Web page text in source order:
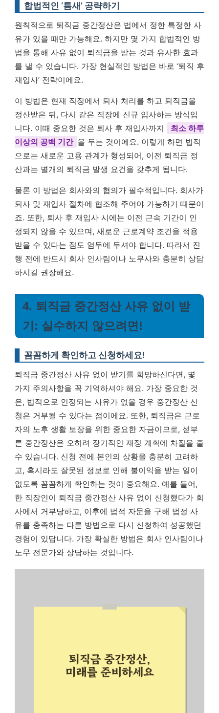
합법적인 ‘틈새’ 공략하기
원칙적으로 퇴직금 중간정산은 법에서 정한 특정한 사
유가 있을 때만 가능해요. 하지만 몇 가지 합법적인 방
법을 통해 사유 없이 퇴직금을 받는 것과 유사한 효과
를 낼 수 있습니다. 가장 현실적인 방법은 바로 ‘퇴직 후
재입사’ 전략이에요.
이 방법은 현재 직장에서 퇴사 처리를 하고 퇴직금을
정산받은 뒤, 다시 같은 직장에 신규 입사하는 방식입
니다. 이때 중요한 것은 퇴사 후 재입사까지
최소 하루
이상의 공백 기간 을 두는 것이에요. 이렇게 하면 법적
으로는 새로운 고용 관계가 형성되어, 이전 퇴직금 정
산과는 별개의 퇴직금 발생 요건을 갖추게 됩니다.
물론 이 방법은 회사와의 협의가 필수적입니다. 회사가
퇴사 및 재입사 절차에 협조해 주어야 가능하기 때문이
죠. 또한, 퇴사 후 재입사 시에는 이전 근속 기간이 인
정되지 않을 수 있으며, 새로운 근로계약 조건을 적용
받을 수 있다는 점도 염두에 두셔야 합니다. 따라서 진
행 전에 반드시 회사 인사팀이나 노무사와 충분히 상담
하시길 권장해요.
4. 퇴직금 중간정산 사유 없이 받
기: 실수하지 않으려면!
꼼꼼하게 확인하고 신청하세요!
퇴직금 중간정산 사유 없이 받기를 희망하신다면, 몇
가지 주의사항을 꼭 기억하셔야 해요. 가장 중요한 것
은, 법적으로 인정되는 사유가 없을 경우 중간정산 신
청은 거부될 수 있다는 점이에요. 또한, 퇴직금은 근로
자의 노후 생활 보장을 위한 중요한 자금이므로, 섣부
른 중간정산은 오히려 장기적인 재정 계획에 차질을 줄
수 있습니다. 신청 전에 본인의 상황을 충분히 고려하
고, 혹시라도 잘못된 정보로 인해 불이익을 받는 일이
없도록 꼼꼼하게 확인하는 것이 중요해요. 예를 들어,
한 직장인이 퇴직금 중간정산 사유 없이 신청했다가 회
사에서 거부당하고, 이후에 법적 자문을 구해 법정 사
유를 충족하는 다른 방법으로 다시 신청하여 성공했던
경험이 있답니다. 가장 확실한 방법은 회사 인사팀이나
노무 전문가와 상담하는 것입니다.